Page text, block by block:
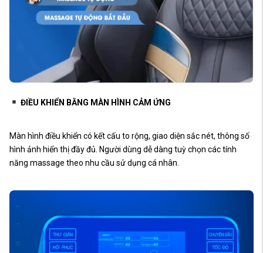
ĐIỀU KHIỂN BẰNG MÀN HÌNH CẢM ỨNG
Màn hình điều khiển có kết cấu to rộng, giao diện sắc nét, thông số
hình ảnh hiển thị đầy đủ. Người dùng dễ dàng tuỳ chọn các tính
năng massage theo nhu cầu sử dụng cá nhân.